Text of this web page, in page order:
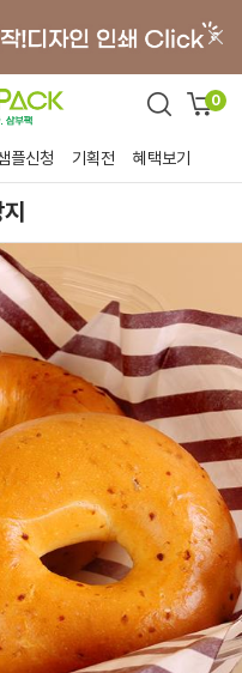
0
플신청 기획전 혜택보기